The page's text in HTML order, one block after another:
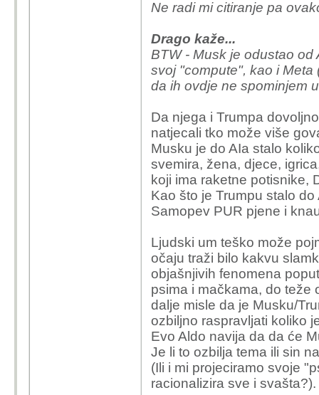
Ne radi mi citiranje pa
Drago kaže...
BTW - Musk je odustao
svoj "compute", kao i
da ih ovdje ne spominjem
Da njega i Trumpa
natjecali tko može više
Musku je do AIa stalo
svemira, žena, djece,
koji ima raketne potisnike,
Kao što je Trumpu stalo
Samopev PUR pjene i
Ljudski um teško može
očaju traži bilo kakvu
objašnjivih fenomena
psima i mačkama, do teže
dalje misle da je Musku/
ozbiljno raspravljati koliko
Evo Aldo navija da da će
Je li to ozbilja tema ili sin
(Ili i mi projeciramo svoje
racionalizira sve i svašta?).